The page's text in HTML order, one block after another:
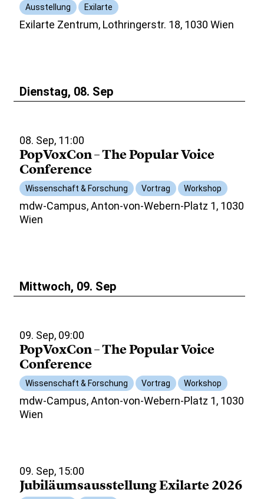
Ausstellung Exilarte
Exilarte Zentrum, Lothringerstr. 18, 1030 Wien
Dienstag, 08. Sep
08. Sep, 11:00
PopVoxCon – The Popular Voice
Conference
Wissenschaft & Forschung Vortrag Workshop
mdw-Campus, Anton-von-Webern-Platz 1, 1030
Wien
Mittwoch, 09. Sep
09. Sep, 09:00
PopVoxCon – The Popular Voice
Conference
Wissenschaft & Forschung Vortrag Workshop
mdw-Campus, Anton-von-Webern-Platz 1, 1030
Wien
09. Sep, 15:00
Jubiläumsausstellung Exilarte 2026